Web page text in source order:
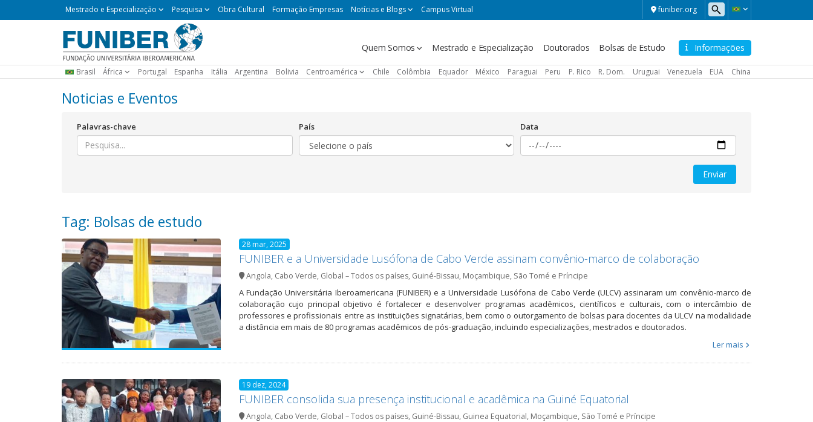
funiber.org
Mestrado
Mestrado e Especialização Pesquisa Obra Cultural Formação Empresas Notícias e Blogs Campus Virtual
Informações
Navegación
Quem Somos Mestrado e Especialização Doutorados Bolsas de Estudo
Brasil África Portugal Espanha Itália Argentina Bolivia Centroamérica Chile Colômbia Equador México Paraguai Peru P. Rico R. Dom. Uruguai Venezuela EUA China
Noticias e Eventos
Palavras-chave País Data
Tag: Bolsas de estudo
28 mar, 2025
FUNIBER e a Universidade Lusófona de Cabo Verde assinam convênio-marco de colaboração
Angola, Cabo Verde, Global – Todos os países, Guiné-Bissau, Moçambique, São Tomé e Príncipe
A Fundação Universitária Iberoamericana (FUNIBER) e a Universidade Lusófona de Cabo Verde (ULCV) assinaram um convênio-marco de
colaboração cujo principal objetivo é fortalecer e desenvolver programas acadêmicos, científicos e culturais, com o intercâmbio de
professores e profissionais entre as instituições signatárias, bem como o outorgamento de bolsas para docentes da ULCV na modalidade
a distância em mais de 80 programas acadêmicos de pós-graduação, incluindo especializações, mestrados e doutorados.
Ler mais
19 dez, 2024
FUNIBER consolida sua presença institucional e acadêmica na Guiné Equatorial
Angola, Cabo Verde, Global – Todos os países, Guiné-Bissau, Guinea Equatorial, Moçambique, São Tomé e Príncipe